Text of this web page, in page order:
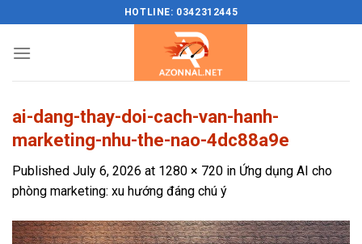
content
HOTLINE: 0342312445
ai-dang-thay-doi-cach-van-hanh-
marketing-nhu-the-nao-4dc88a9e
Published July 6, 2026 at 1280 × 720 in Ứng dụng AI cho
phòng marketing: xu hướng đáng chú ý